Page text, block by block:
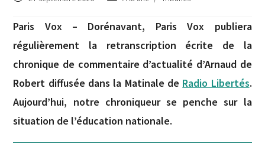
Paris Vox – Dorénavant, Paris Vox publiera
régulièrement la retranscription écrite de la
chronique de commentaire d’actualité d’Arnaud de
Robert diffusée dans la Matinale de Radio Libertés.
Aujourd’hui, notre chroniqueur se penche sur la
situation de l’éducation nationale.